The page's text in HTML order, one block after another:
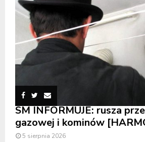
SM INFORMUJE: rusza
gazowej i kominów
5 sierpnia 2026